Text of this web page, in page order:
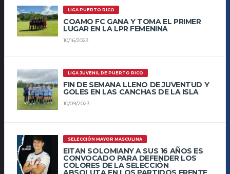
LIGA PUERTO RICO
COAMO FC GANA Y TOMA EL PRIMER
LUGAR EN LA LPR FEMENINA
10/16/2023
LIGA JUVENIL DE PUERTO RICO
FIN DE SEMANA LLENO DE JUVENTUD Y
GOLES EN LAS CANCHAS DE LA ISLA
10/09/2023
SELECCIÓN MAYOR MASCULINA
EITAN SOLOMIANY A SUS 16 AÑOS ES
CONVOCADO PARA DEFENDER LOS
COLORES DE LA SELECCIÓN